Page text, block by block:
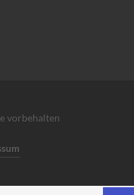
vorbehalten